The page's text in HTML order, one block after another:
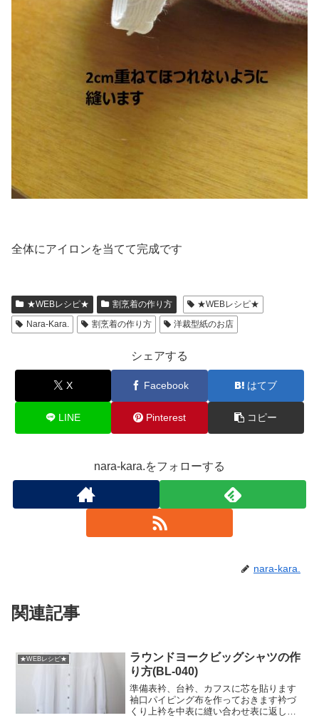
全体にアイロンを当てて完成です
★WEBレシピ★ 割烹着の作り方
★WEBレシピ★
Nara-Kara.
割烹着の作り方 洋裁型紙のお店
シェアする
X Facebook はてブ
LINE Pinterest コピー
nara-kara.をフォローする
nara-kara.
関連記事
★WEBレシピ★
ラウンドヨークビッグシャツの作
り方(BL-040)
準備表衿、台衿、カフスに芯を貼ります
袖口パイピング布を作っておきます衿づ
くり上衿を中表に縫い合わせ表に返し、